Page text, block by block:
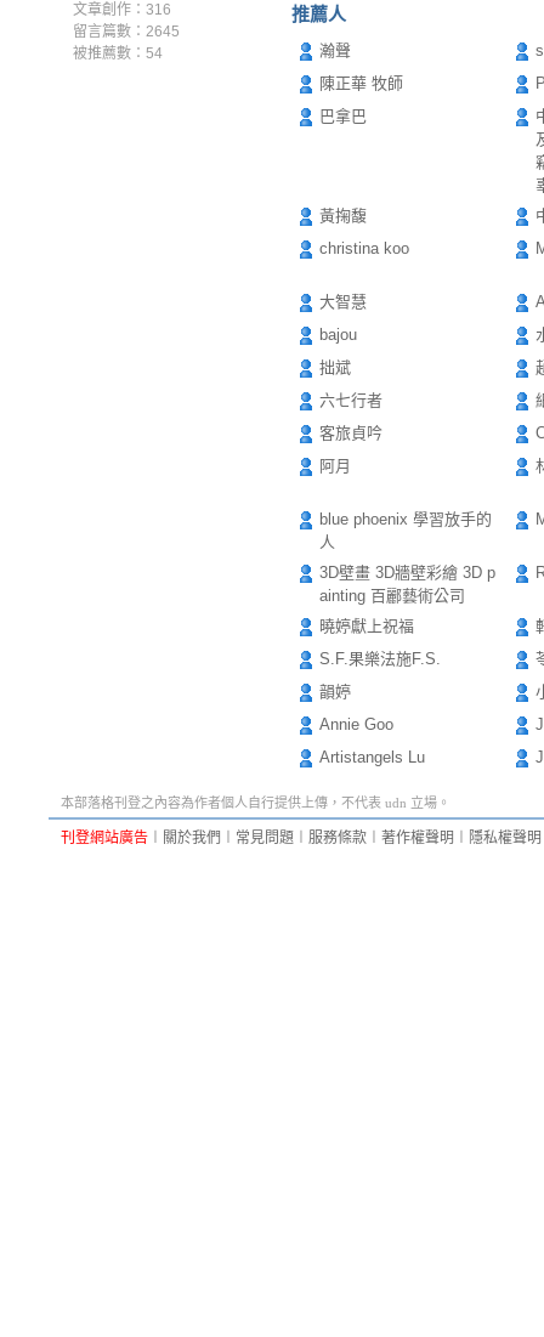
文章創作：316
留言篇數：2645
被推薦數： 54
推薦人
瀚聲
陳正華 牧師
巴拿巴
黃掬馥
christina koo
大智慧
bajou
拙斌
六七行者
客旅貞吟
阿月
blue phoenix 學習放手的
人
3D壁畫 3D牆壁彩繪 3D p
ainting 百酈藝術公司
曉婷獻上祝福
S.F.果樂法施F.S.
韻婷
Annie Goo
Artistangels Lu
本部落格刊登之內容為作者個人自行提供上傳，不代表 udn 立場。
刊登網站廣告 關於我們 常見問題 服務條款 著作權聲明 隱私權聲明